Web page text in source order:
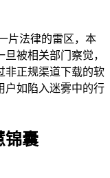
片法律的雷区，本
被相关部门察觉，
非正规渠道下载的软
户如陷入迷雾中的行
锦囊